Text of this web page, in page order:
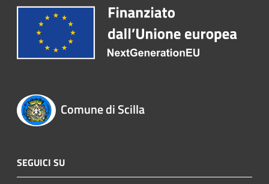
Comune di Scilla
SEGUICI SU